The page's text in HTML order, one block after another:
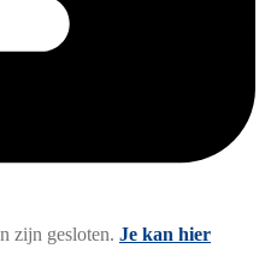
zijn gesloten. Je kan hier